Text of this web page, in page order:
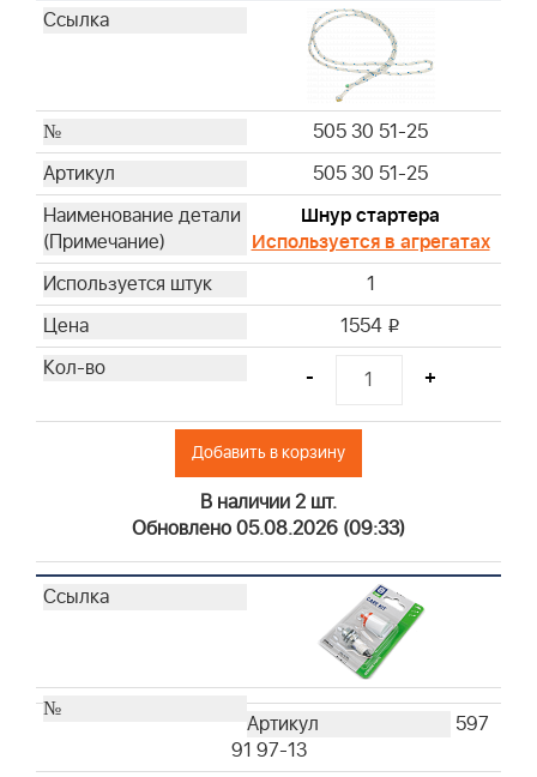
505 30 51-25
505 30 51-25
Шнур стартера
Используется в агрегатах
1
1554 i
- +
Добавить в корзину
В наличии 2 шт.
Обновлено 05.08.2026 (09:33)
597
91 97-13